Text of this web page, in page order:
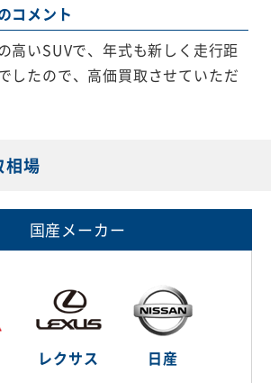
コメント
高いSUVで、年式も新しく走行距
したので、高価買取させていただ
相場
国産メーカー
レクサス 日産